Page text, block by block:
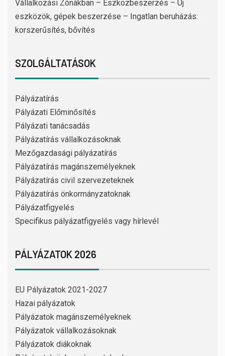
Vállalkozási Zónákban – Eszközbeszerzés – Új
eszközök, gépek beszerzése – Ingatlan beruházás:
korszerűsítés, bővítés
SZOLGÁLTATÁSOK
Pályázatírás
Pályázati Előminősítés
Pályázati tanácsadás
Pályázatírás vállalkozásoknak
Mezőgazdasági pályázatírás
Pályázatírás magánszemélyeknek
Pályázatírás civil szervezeteknek
Pályázatírás önkormányzatoknak
Pályázatfigyelés
Specifikus pályázatfigyelés vagy hírlevél
PÁLYÁZATOK 2026
EU Pályázatok 2021-2027
Hazai pályázatok
Pályázatok magánszemélyeknek
Pályázatok vállalkozásoknak
Pályázatok diákoknak